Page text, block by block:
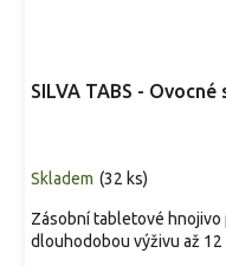
SILVA TABS -
Skladem (32 ks)
Zásobní tabletové
dlouhodobou výživu až 12